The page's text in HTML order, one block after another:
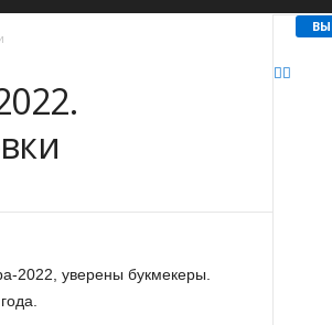
2022, уверены букмекеры.